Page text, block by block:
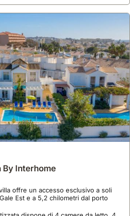
By Interhome
offre un accesso esclusivo a soli
Est e a 5,2 chilometri dal porto